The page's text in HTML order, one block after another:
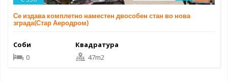
Се издава комплетно наместен двособен стан во нова
зграда(Стар Аеродром)
Соби
0
Квадратура
47m2